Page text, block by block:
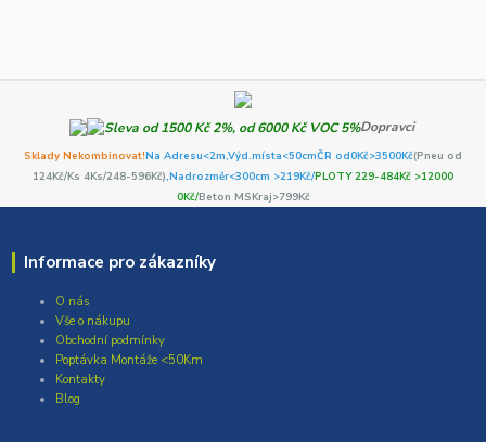
Dopravci
Sklady Nekombinovat!Na Adresu<2m,Výd.místa<50cmČR od0Kč>3500Kč(Pneu od
124Kč/Ks 4Ks/248-596Kč),Nadrozměr<300cm >219Kč/PLOTY 229-484Kč >12000
0Kč/Beton MSKraj>799Kč
Informace pro zákazníky
O nás
Vše o nákupu
Obchodní podmínky
Poptávka Montáže <50Km
Kontakty
Blog